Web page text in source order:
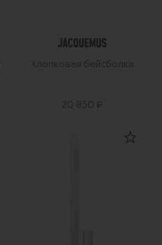
Хлопковая бейсболка
20 850 ₽